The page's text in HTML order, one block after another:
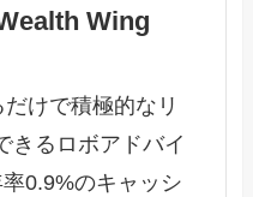
Wing
けで積極的なリ
きるロボアドバイ
0.9%のキャッシ